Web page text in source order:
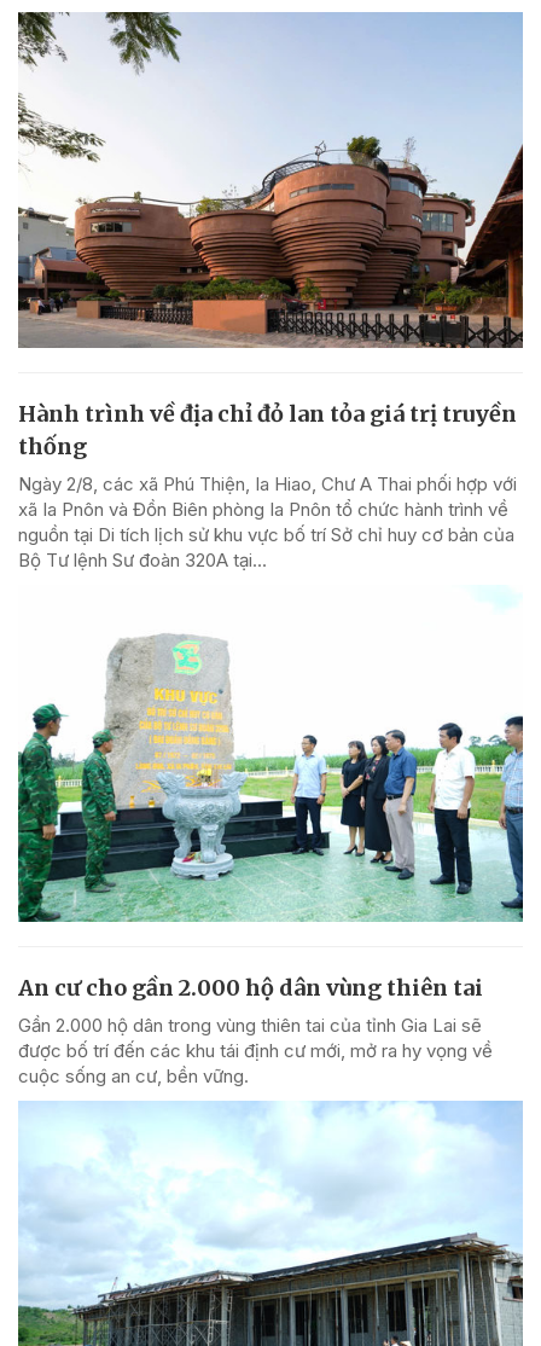
Hành trình về địa chỉ đỏ lan tỏa giá trị truyền
thống
Ngày 2/8, các xã Phú Thiện, Ia Hiao, Chư A Thai phối hợp với
xã Ia Pnôn và Đồn Biên phòng Ia Pnôn tổ chức hành trình về
nguồn tại Di tích lịch sử khu vực bố trí Sở chỉ huy cơ bản của
Bộ Tư lệnh Sư đoàn 320A tại...
An cư cho gần 2.000 hộ dân vùng thiên tai
Gần 2.000 hộ dân trong vùng thiên tai của tỉnh Gia Lai sẽ
được bố trí đến các khu tái định cư mới, mở ra hy vọng về
cuộc sống an cư, bền vững.